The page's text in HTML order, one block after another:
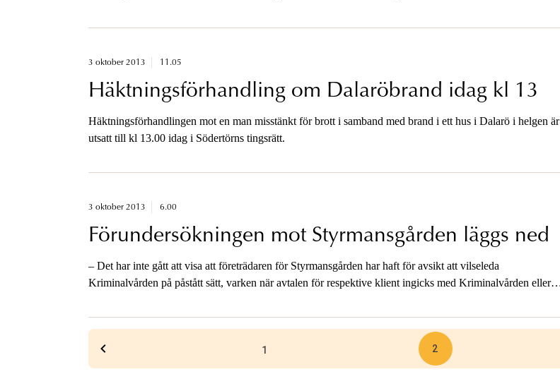
3 oktober 2013 11.05
Häktningsförhandling om Dalaröbrand idag kl 13
Häktningsförhandlingen mot en man misstänkt för brott i samband med brand i ett hus i Dalarö i helgen är
utsatt till kl 13.00 idag i Södertörns tingsrätt.
3 oktober 2013 6.00
Förundersökningen mot Styrmansgården läggs ned
– Det har inte gått att visa att företrädaren för Styrmansgården har haft för avsikt att vilseleda
Kriminalvården på påstått sätt, varken när avtalen för respektive klient ingicks med Kriminalvården eller
Gisela Sjövall.
1 2